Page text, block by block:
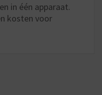
in één apparaat.
kosten voor